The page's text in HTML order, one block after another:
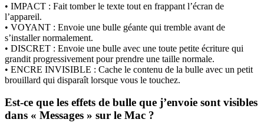
• IMPACT : Fait tomber le texte tout en frappant l’écran de
l’appareil.
• VOYANT : Envoie une bulle géante qui tremble avant de
s’installer normalement.
• DISCRET : Envoie une bulle avec une toute petite écriture qui
grandit progressivement pour prendre une taille normale.
• ENCRE INVISIBLE : Cache le contenu de la bulle avec un petit
brouillard qui disparaît lorsque vous le touchez.
Est-ce que les effets de bulle que j’envoie sont visibles
dans « Messages » sur le Mac ?